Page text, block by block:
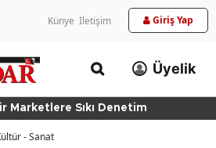
Künye İletişim Giriş Yap
Üyelik
Kartal'da Hayvan Bakım Evi
- Sanat